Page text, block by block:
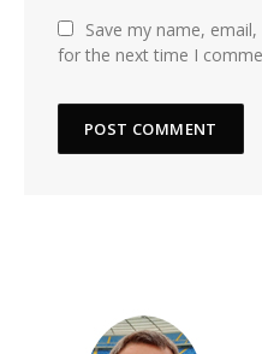
Save my name,
for the next time I